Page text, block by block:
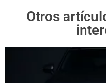
Otros